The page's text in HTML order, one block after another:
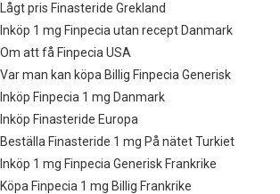
Lågt pris Finasteride Grekland
Inköp 1 mg Finpecia utan recept Danmark
Om att få Finpecia USA
Var man kan köpa Billig Finpecia Generisk
Inköp Finpecia 1 mg Danmark
Inköp Finasteride Europa
Beställa Finasteride 1 mg På nätet Turkiet
Inköp 1 mg Finpecia Generisk Frankrike
Köpa Finpecia 1 mg Billig Frankrike